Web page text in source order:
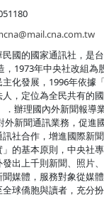
國的國家通訊社，是
，1973年中央社改組為
化發展，1996年依據
，定位為全民共有的
．辦理國內外新聞報導
外新聞通訊業務，促進
社合作，增進國際新聞
的基本原則，中央社專
出上千則新聞、照片
媒體，服務對象從媒
球僑胞與讀者，充分